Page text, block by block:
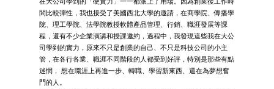
間比較彈性，我也接受了美國西北大學的邀請，在商學院、傳播學
院、理工學院、法學院教授軟體產品管理、行銷、職涯發展等課
程，還有不少企業演講和授課邀約，過程中，我發現這些我在大公
司學到的實力，原來不只是創業的自己、不只是科技公司的小主
管，在各行各業、職涯不同階段的人都受到好評，特別是那些有點
迷惘， 想在職涯上再進一步、轉職、學習新東西、還在為夢想奮
鬥的人。